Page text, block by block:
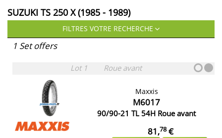
SUZUKI TS 250 X (1985 - 1989)
FILTRES VOTRE RECHERCHE
1 Set offers
Lot 1 Roue avant
Maxxis
M6017
90/90-21 TL 54H Roue avant
81,78€